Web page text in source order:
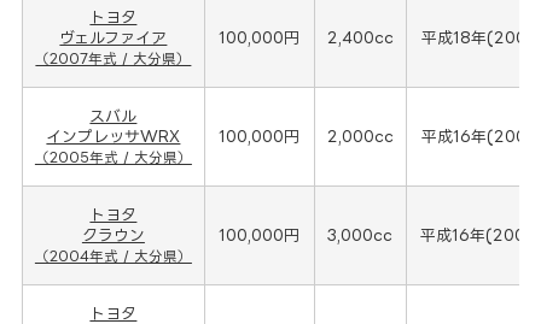
トヨタ
ヴェルファイア
（2007年式 / 大分県）
100,000円 2,400cc 平成18年(2007
スバル
インプレッサWRX
（2005年式 / 大分県）
100,000円 2,000cc 平成16年(2005
トヨタ
クラウン
（2004年式 / 大分県）
100,000円 3,000cc 平成16年(2004
トヨタ